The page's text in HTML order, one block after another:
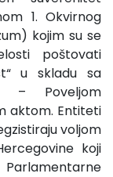
1. Okvirnog
kojim su se
poštovati
u skladu sa
– Poveljom
aktom. Entiteti
voljom
koji